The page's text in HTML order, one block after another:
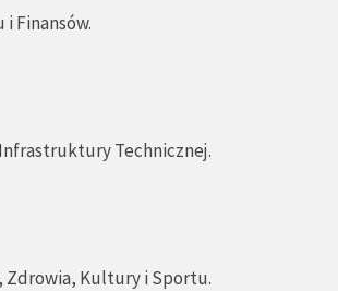
Finansów.
Infrastruktury Technicznej.
Zdrowia, Kultury i Sportu.